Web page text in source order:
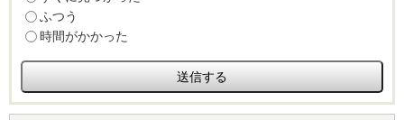
ふつう
時間がかかった